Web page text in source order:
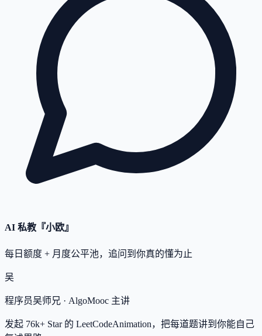
AI 私教『小欧』
每日额度 + 月度公平池，追问到你真的懂为止
吴
程序员吴师兄 · AlgoMooc 主讲
发起 76k+ Star 的 LeetCodeAnimation，把每道题讲到你能自己